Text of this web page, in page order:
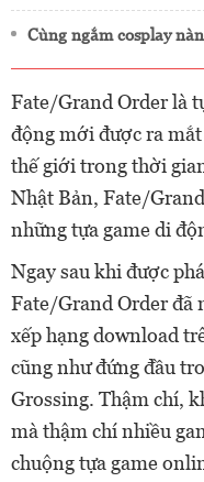
Cùng ngắm cosplay
Fate/Grand Order là
động mới được ra
thế giới trong thời
Nhật Bản, Fate/
những tựa game di
Ngay sau khi được
Fate/Grand Order đã
xếp hạng download
cũng như đứng đầu
Grossing. Thậm chí,
mà thậm chí nhiều
chuộng tựa game